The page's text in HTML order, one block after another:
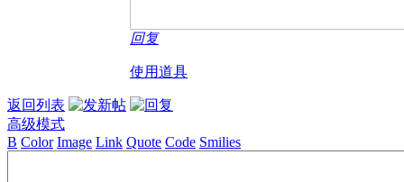
回复
使用道具
返回列表
高级模式
B Color Image Link Quote Code Smilies